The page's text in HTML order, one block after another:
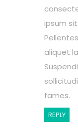
ipsum
aliquet
fames.
REPLY